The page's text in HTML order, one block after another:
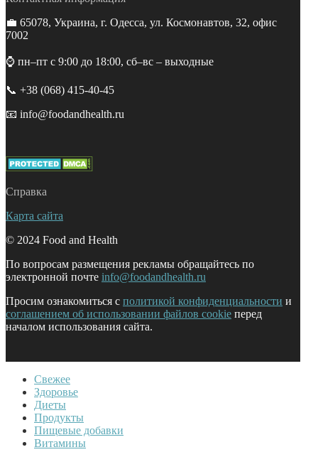
💼 65078, Украина, г. Одесса, ул. Космонавтов, 32, офис
7002
⌚️ пн–пт с 9:00 до 18:00, сб–вс – выходные
📞 +38 (068) 415-40-45
📧 info@foodandhealth.ru
Справка
Карта сайта
© 2024 Food and Health
По вопросам размещения рекламы обращайтесь по
электронной почте info@foodandhealth.ru
Просим ознакомиться с политикой конфиденциальности и
соглашением об использовании файлов cookie перед
началом использования сайта.
Свежее
Здоровье
Диеты
Продукты
Пищевые добавки
Витамины